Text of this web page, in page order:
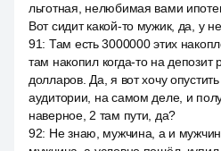
льготная, нелюбимая вами
Вот сидит какой-то мужик, да, у
91: Там есть 3000000 этих
там накопил когда-то на
долларов. Да, я вот хочу
аудитории, на самом деле, и
наверное, 2 там пути, да?
92: Не знаю, мужчина, а и